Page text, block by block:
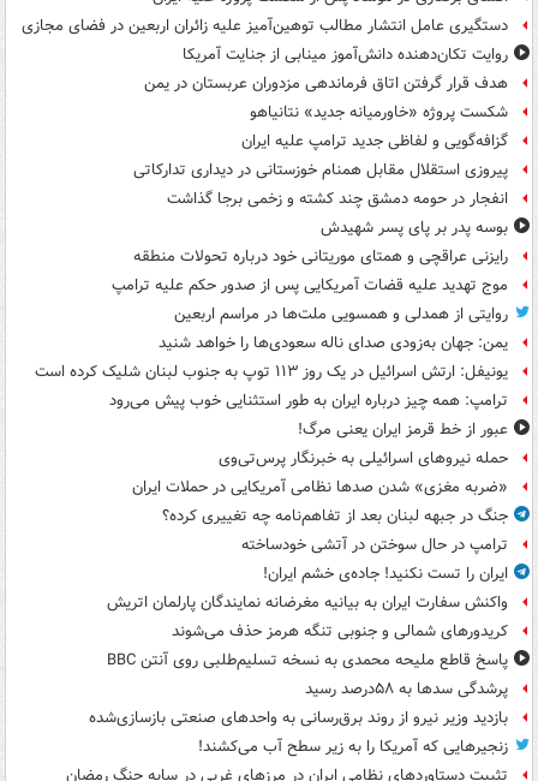
دستگیری عامل انتشار مطالب توهین‌آمیز علیه زائران اربعین در فضای مجازی
روایت تکان‌دهنده دانش‌آموز مینابی از جنایت آمریکا
هدف قرار گرفتن اتاق‌ فرماندهی مزدوران عربستان در یمن
شکست پروژه «خاورمیانه جدید» نتانیاهو
گزافه‌گویی و لفاظی جدید ترامپ علیه ایران
پیروزی استقلال مقابل همنام خوزستانی در دیداری تدارکاتی
انفجار در حومه دمشق چند کشته و زخمی برجا گذاشت
بوسه‌ پدر بر پای پسر شهیدش
رایزنی عراقچی و همتای موریتانی خود درباره تحولات منطقه
موج تهدید علیه قضات آمریکایی پس از صدور حکم علیه ترامپ
روایتی از همدلی و همسویی ملت‌ها در مراسم اربعین
یمن: جهان به‌زودی صدای ناله سعودی‌ها را خواهد شنید
یونیفل: ارتش اسرائیل در یک روز ۱۱۳ توپ به جنوب لبنان شلیک کرده است
ترامپ: همه چیز درباره ایران به طور استثنایی خوب پیش می‌رود
عبور از خط قرمز ایران یعنی مرگ!
حمله نیروهای اسرائیلی به خبرنگار پرس‌تی‌وی
«ضربه مغزی» شدن صدها نظامی آمریکایی در حملات ایران
جنگ در جبهه لبنان بعد از تفاهم‌نامه چه تغییری کرده؟
ترامپ در حال سوختن در آتشی خودساخته
ایران را تست نکنید! جاده‌ی خشم ایران!
واکنش سفارت ایران به بیانیه مغرضانه نمایندگان پارلمان اتریش
کریدورهای شمالی و جنوبی تنگه هرمز حذف می‌شوند
پاسخ قاطع ملیحه محمدی به نسخه تسلیم‌طلبی روی آنتن BBC
پرشدگی سدها به ۵۸درصد رسید
بازدید وزیر نیرو از روند برق‌رسانی به واحدهای صنعتی بازسازی‌شده
زنجیرهایی که آمریکا را به زیر سطح آب می‌کشند!
تثبیت دستاوردهای نظامی ایران در مرزهای غربی در سایه جنگ رمضان